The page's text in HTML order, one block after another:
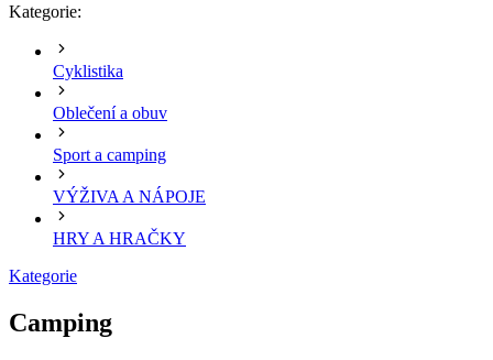
Kategorie:
Cyklistika
Oblečení a obuv
Sport a camping
VÝŽIVA A NÁPOJE
HRY A HRAČKY
Kategorie
Camping